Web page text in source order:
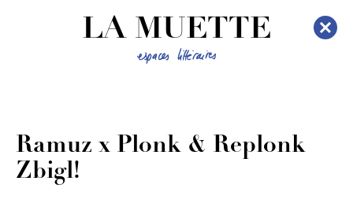
LA MUETTE
Ramuz x Plonk & Replonk
Zbigl!